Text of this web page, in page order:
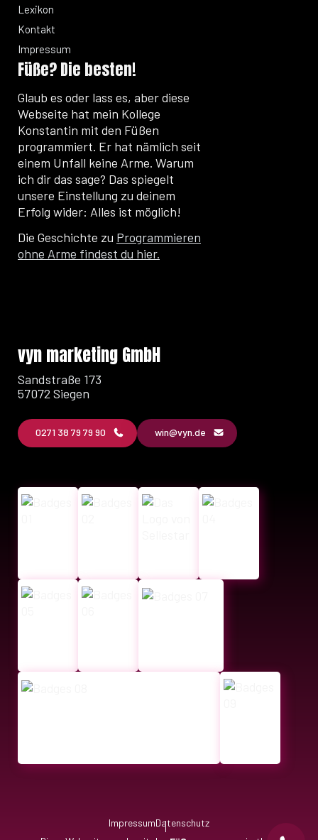
vyn marketing GmbH
Sandstraße 173
57072 Siegen
0271 38 79 79 90 win@vyn.de
Lexikon
Kontakt
Impressum
Füße? Die besten!
Glaub es oder lass es, aber diese
Webseite hat mein Kollege
Konstantin mit den Füßen
programmiert. Er hat nämlich seit
einem Unfall keine Arme. Warum
ich dir das sage? Das spiegelt
unsere Einstellung zu deinem
Erfolg wider: Alles ist möglich!
Die Geschichte zu Programmieren
ohne Arme findest du hier.
ImpressumDatenschutz